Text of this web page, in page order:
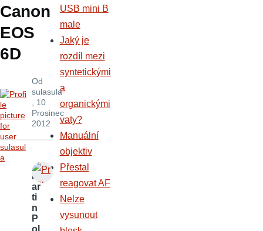
Canon
EOS
6D
Od
sulasula
, 10
Prosinec
2012
M
ar
ti
n
P
ol
USB mini B
male
Jaký je
rozdíl mezi
syntetickými
a
organickými
vaty?
Manuální
objektiv
Přestal
reagovat AF
Nelze
vysunout